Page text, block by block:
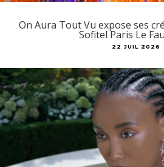
On Aura Tout Vu expose ses
Sofitel Paris Le
22 JUIL 2026